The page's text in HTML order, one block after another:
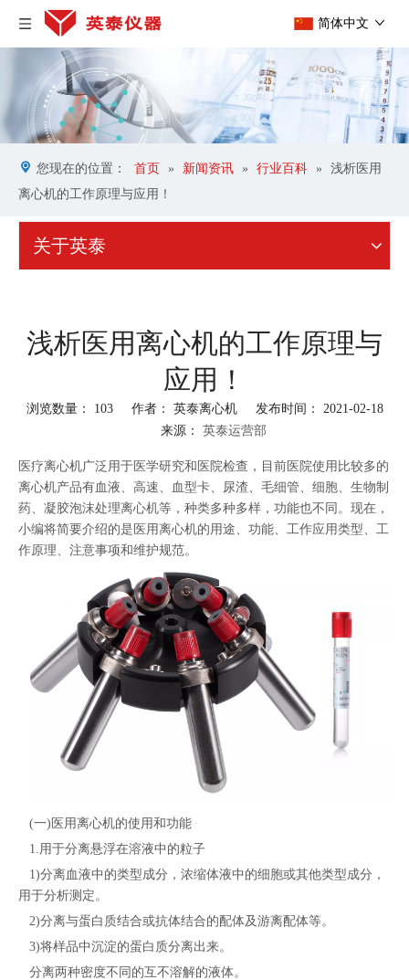
简体中文
您现在的位置： 首页 » 新闻资讯 » 行业百科 »
浅析医用
离心机的工作原理与应用！
关于英泰
浅析医用离心机的工作原理与
应用！
浏览数量： 103作者： 英泰离心机 发布时间： 2021-02-18
来源： 英泰运营部
["facebook","twitter","line","wechat","linkedin","pinterest","whatsapp"]
医疗离心机广泛用于医学研究和医院检查，目前医院使用比较多的
离心机产品有血液、高速、血型卡、尿渣、毛细管、细胞、生物制
药、凝胶泡沫处理离心机等，种类多种多样，功能也不同。现在，
小编将简要介绍的是医用离心机的用途、功能、工作应用类型、工
作原理、注意事项和维护规范。
(一)医用离心机的使用和功能
1.用于分离悬浮在溶液中的粒子
1)分离血液中的类型成分，浓缩体液中的细胞或其他类型成分，
用于分析测定。
2)分离与蛋白质结合或抗体结合的配体及游离配体等。
3)将样品中沉淀的蛋白质分离出来。
分离两种密度不同的互不溶解的液体。